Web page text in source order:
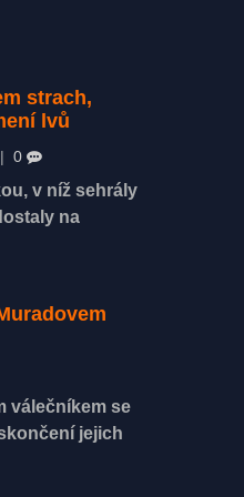
strach,
lvů
0
v níž sehrály
na
válečníkem se
jejich